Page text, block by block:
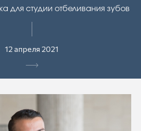
для студии отбеливания зубов
12 апреля 2021